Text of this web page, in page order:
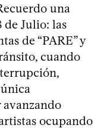
una
de Julio: las
de “PARE” y
cuando
ocupando